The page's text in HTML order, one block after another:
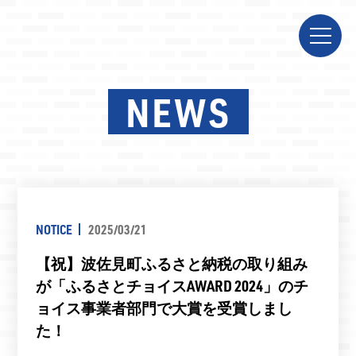
NEWS
NOTICE 2025/03/21
【祝】波佐見町ふるさと納税の取り組み
が「ふるさとチョイスAWARD 2024」のチ
ョイス事業者部門で大賞を受賞しまし
た！